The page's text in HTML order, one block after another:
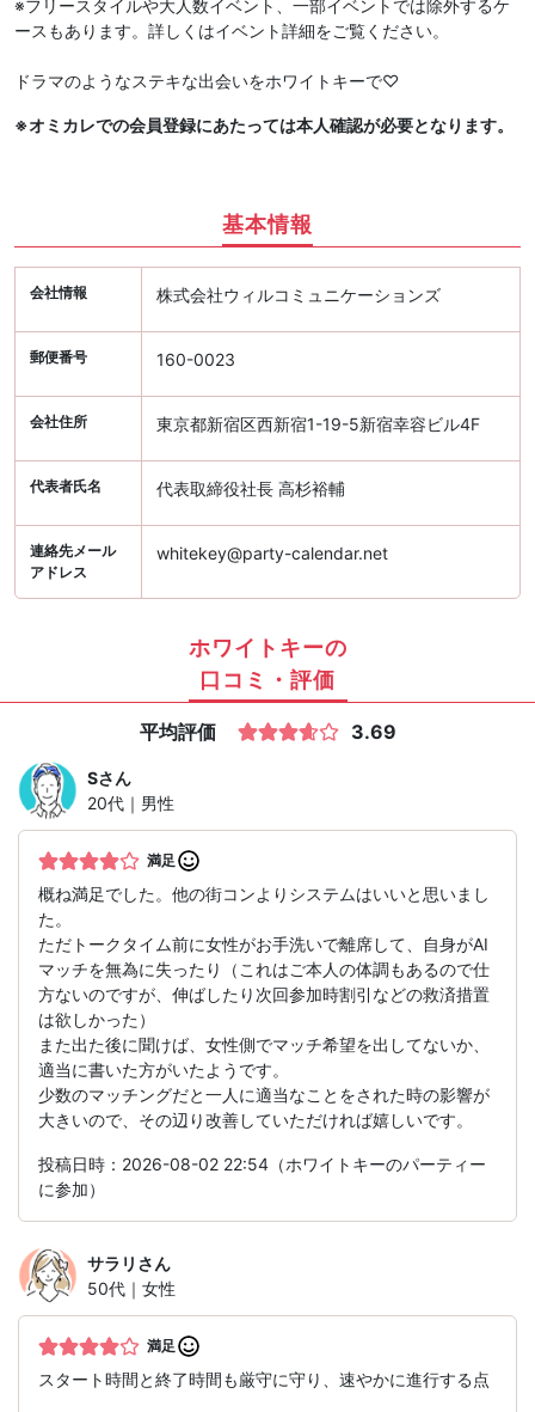
※フリースタイルや大人数イベント、一部イベントでは除外するケ
ースもあります。詳しくはイベント詳細をご覧ください。
ドラマのようなステキな出会いをホワイトキーで♡
※オミカレでの会員登録にあたっては本人確認が必要となります。
基本情報
会社情報 株式会社ウィルコミュニケーションズ
郵便番号 160-0023
会社住所 東京都新宿区西新宿1-19-5新宿幸容ビル4F
代表者氏名 代表取締役社長 高杉裕輔
連絡先メール
アドレス
whitekey@party-calendar.net
ホワイトキーの
口コミ・評価
平均評価 3.69
Sさん
20代｜男性
満足
概ね満足でした。他の街コンよりシステムはいいと思いまし
た。
ただトークタイム前に女性がお手洗いで離席して、自身がAI
マッチを無為に失ったり（これはご本人の体調もあるので仕
方ないのですが、伸ばしたり次回参加時割引などの救済措置
は欲しかった）
また出た後に聞けば、女性側でマッチ希望を出してないか、
適当に書いた方がいたようです。
少数のマッチングだと一人に適当なことをされた時の影響が
大きいので、その辺り改善していただければ嬉しいです。
投稿日時：2026-08-02 22:54（ホワイトキーのパーティー
に参加）
サラリ さん
50代｜女性
満足
スタート時間と終了時間も厳守に守り、速やかに進行する点